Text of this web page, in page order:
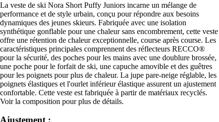
La veste de ski Nora Short Puffy Juniors incarne un mélange de
performance et de style urbain, conçu pour répondre aux besoins
dynamiques des jeunes skieurs. Fabriquée avec une isolation
synthétique gonflable pour une chaleur sans encombrement, cette veste
offre une rétention de chaleur exceptionnelle, course après course. Les
caractéristiques principales comprennent des réflecteurs RECCO®
pour la sécurité, des poches pour les mains avec une doublure brossée,
une poche pour le forfait de ski, une capuche amovible et des guêtres
pour les poignets pour plus de chaleur. La jupe pare-neige réglable, les
poignets élastiques et l'ourlet inférieur élastique assurent un ajustement
confortable. Cette veste est fabriquée à partir de matériaux recyclés.
Voir la composition pour plus de détails.